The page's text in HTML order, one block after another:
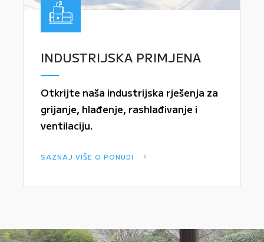
INDUSTRIJSKA PRIMJENA
Otkrijte naša industrijska rješenja za
grijanje, hlađenje, rashlađivanje i
ventilaciju.
SAZNAJ VIŠE O PONUDI